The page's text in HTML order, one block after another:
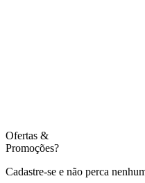
Ofertas &
Promoções?
Cadastre-se e não perca